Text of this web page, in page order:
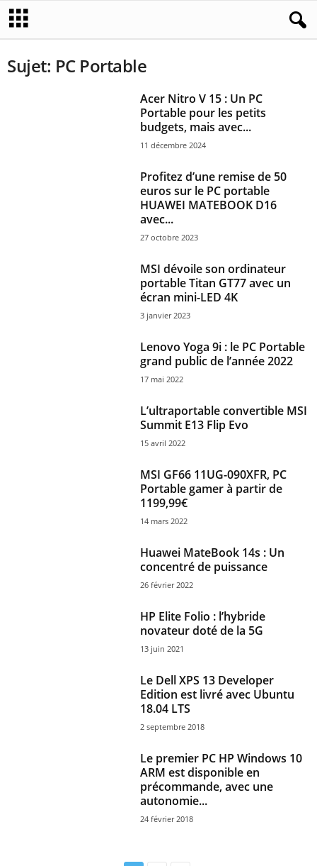
Sujet: PC Portable
Acer Nitro V 15 : Un PC
Portable pour les petits
budgets, mais avec...
11 décembre 2024
Profitez d’une remise de 50
euros sur le PC portable
HUAWEI MATEBOOK D16
avec...
27 octobre 2023
MSI dévoile son ordinateur
portable Titan GT77 avec un
écran mini-LED 4K
3 janvier 2023
Lenovo Yoga 9i : le PC Portable
grand public de l’année 2022
17 mai 2022
L’ultraportable convertible MSI
Summit E13 Flip Evo
15 avril 2022
MSI GF66 11UG-090XFR, PC
Portable gamer à partir de
1199,99€
14 mars 2022
Huawei MateBook 14s : Un
concentré de puissance
26 février 2022
HP Elite Folio : l’hybride
novateur doté de la 5G
13 juin 2021
Le Dell XPS 13 Developer
Edition est livré avec Ubuntu
18.04 LTS
2 septembre 2018
Le premier PC HP Windows 10
ARM est disponible en
précommande, avec une
autonomie...
24 février 2018